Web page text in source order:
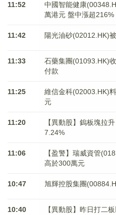
11:52
中國智能健康
萬港元 ​​​​​​​盤中漲超216%
11:42 陽光油砂(02012.HK)
11:33
石藥集團(01093.HK)
付款
11:25
維信金科(02003.HK)
元
11:20
【異動股】鎢板塊拉
7.24%
11:06
【盈警】瑞威資管
高於300萬元
10:47 旭輝控股集團
10:40
【異動股】昨日打二